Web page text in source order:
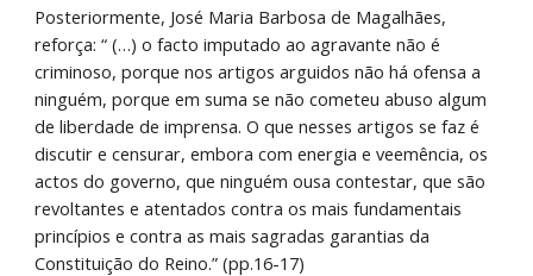
Posteriormente, José Maria Barbosa de Magalhães,
reforça: “ (…) o facto imputado ao agravante não é
criminoso, porque nos artigos arguidos não há ofensa a
ninguém, porque em suma se não cometeu abuso algum
de liberdade de imprensa. O que nesses artigos se faz é
discutir e censurar, embora com energia e veemência, os
actos do governo, que ninguém ousa contestar, que são
revoltantes e atentados contra os mais fundamentais
princípios e contra as mais sagradas garantias da
Constituição do Reino.” (pp.16-17)